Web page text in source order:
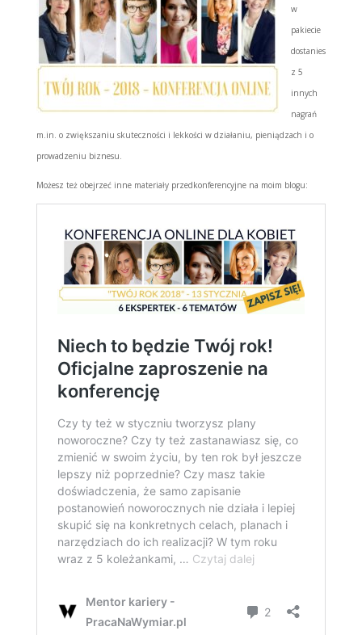
w
pakiecie
dostanies
z 5
innych
nagrań
m.in. o zwiększaniu skuteczności i lekkości w działaniu, pieniądzach i o
prowadzeniu biznesu.
Możesz też obejrzeć inne materiały przedkonferencyjne na moim blogu: